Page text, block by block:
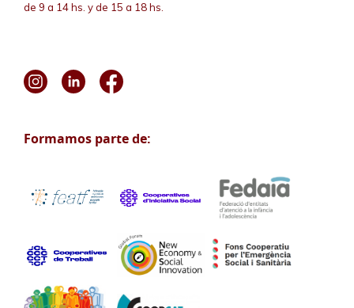
de 9 a 14 hs. y de 15 a 18 hs.
Formamos parte de: